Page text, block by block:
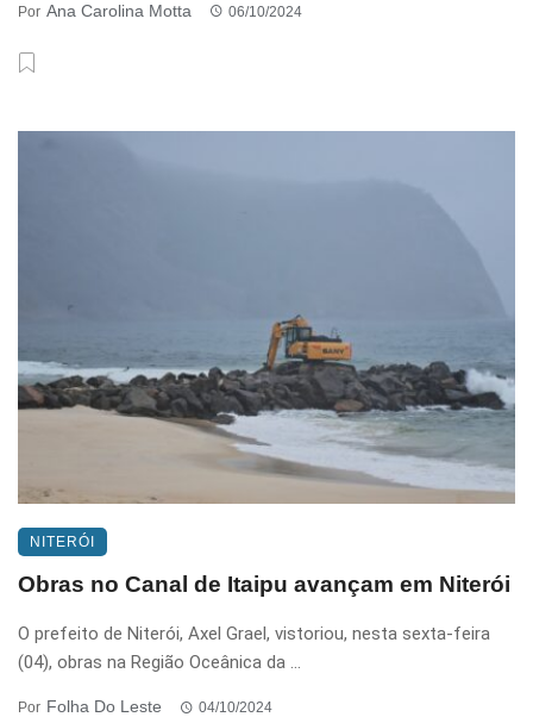
Por Ana Carolina Motta 06/10/2024
NITERÓI
Obras no Canal de Itaipu avançam em Niterói
O prefeito de Niterói, Axel Grael, vistoriou, nesta sexta-feira
(04), obras na Região Oceânica da ...
Por Folha Do Leste 04/10/2024